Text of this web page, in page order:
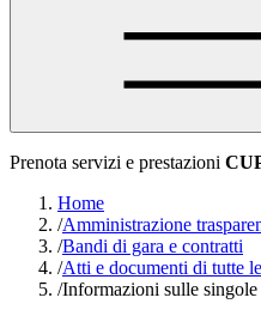
Prenota servizi e prestazioni
Home
/Amministrazione
/Bandi di gara e contratti
/Atti e documenti di tutte
/Informazioni sulle